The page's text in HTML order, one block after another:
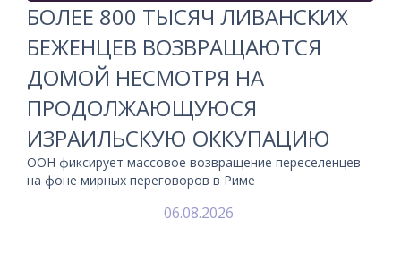
БОЛЕЕ 800 ТЫСЯЧ ЛИВАНСКИХ
БЕЖЕНЦЕВ ВОЗВРАЩАЮТСЯ
ДОМОЙ НЕСМОТРЯ НА
ПРОДОЛЖАЮЩУЮСЯ
ИЗРАИЛЬСКУЮ ОККУПАЦИЮ
ООН фиксирует массовое возвращение переселенцев
на фоне мирных переговоров в Риме
06.08.2026